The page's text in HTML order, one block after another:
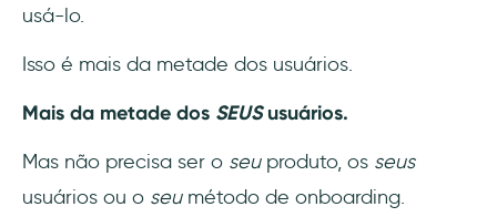
Perguntas Frequentes
O que é um guia interativo?
Como um manual de usuário interativo pode
ajudar a minha empresa?
usá-lo.
Isso é mais da metade dos usuários.
Mais da metade dos SEUSusuários.
Mas não precisa ser o seuproduto, os seus
usuários ou o seumétodo de onboarding.